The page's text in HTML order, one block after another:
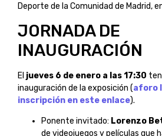
Deporte de la Comunidad de Madrid,
JORNADA DE
INAUGURACIÓN
El jueves 6 de enero a las 17:30
inauguración de la exposición (aforo
inscripción en este enlace).
Ponente invitado: Lorenzo
de videojuegos y películas que